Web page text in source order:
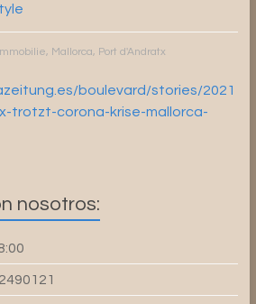
, Mallorca, Port d'Andratx
boulevard/stories/2021
trotzt-corona-krise-mallorca-
nosotros: